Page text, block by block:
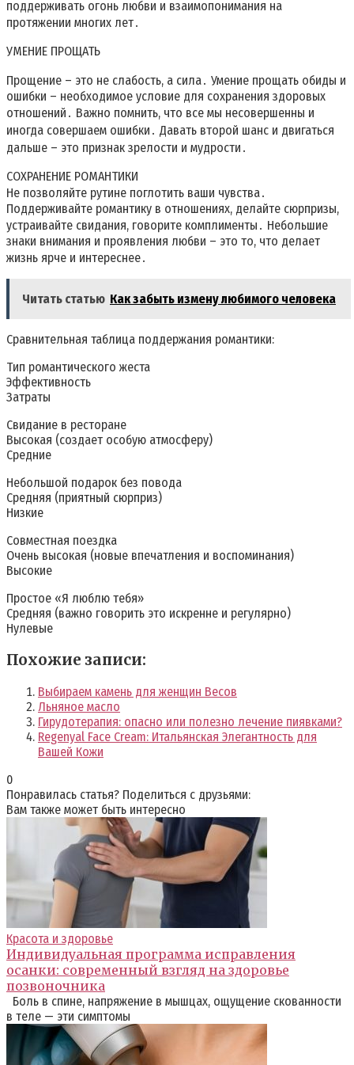
поддерживать огонь любви и взаимопонимания на
протяжении многих лет․
УМЕНИЕ ПРОЩАТЬ
Прощение – это не слабость, а сила․ Умение прощать обиды и
ошибки – необходимое условие для сохранения здоровых
отношений․ Важно помнить, что все мы несовершенны и
иногда совершаем ошибки․ Давать второй шанс и двигаться
дальше – это признак зрелости и мудрости․
СОХРАНЕНИЕ РОМАНТИКИ
Не позволяйте рутине поглотить ваши чувства․
Поддерживайте романтику в отношениях, делайте сюрпризы,
устраивайте свидания, говорите комплименты․ Небольшие
знаки внимания и проявления любви – это то, что делает
жизнь ярче и интереснее․
Читать статью Как забыть измену любимого человека
Сравнительная таблица поддержания романтики:
Тип романтического жеста
Эффективность
Затраты
Свидание в ресторане
Высокая (создает особую атмосферу)
Средние
Небольшой подарок без повода
Средняя (приятный сюрприз)
Низкие
Совместная поездка
Очень высокая (новые впечатления и воспоминания)
Высокие
Простое «Я люблю тебя»
Средняя (важно говорить это искренне и регулярно)
Нулевые
Похожие записи:
Выбираем камень для женщин Весов
Льняное масло
Гирудотерапия: опасно или полезно лечение пиявками?
Regenyal Face Cream: Итальянская Элегантность для
Вашей Кожи
0
Понравилась статья? Поделиться с друзьями:
Вам также может быть интересно
Красота и здоровье
Индивидуальная программа исправления
осанки: современный взгляд на здоровье
позвоночника
Боль в спине, напряжение в мышцах, ощущение скованности
в теле — эти симптомы